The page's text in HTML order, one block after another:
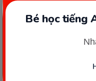
Bé học tiếng
hành thường xuyên